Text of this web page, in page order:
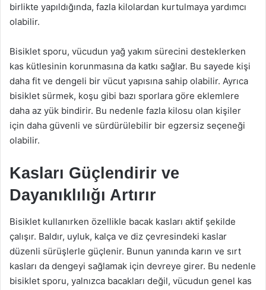
birlikte yapıldığında, fazla kilolardan kurtulmaya yardımcı
olabilir.
Bisiklet sporu, vücudun yağ yakım sürecini desteklerken
kas kütlesinin korunmasına da katkı sağlar. Bu sayede kişi
daha fit ve dengeli bir vücut yapısına sahip olabilir. Ayrıca
bisiklet sürmek, koşu gibi bazı sporlara göre eklemlere
daha az yük bindirir. Bu nedenle fazla kilosu olan kişiler
için daha güvenli ve sürdürülebilir bir egzersiz seçeneği
olabilir.
Kasları Güçlendirir ve
Dayanıklılığı Artırır
Bisiklet kullanırken özellikle bacak kasları aktif şekilde
çalışır. Baldır, uyluk, kalça ve diz çevresindeki kaslar
düzenli sürüşlerle güçlenir. Bunun yanında karın ve sırt
kasları da dengeyi sağlamak için devreye girer. Bu nedenle
bisiklet sporu, yalnızca bacakları değil, vücudun genel kas